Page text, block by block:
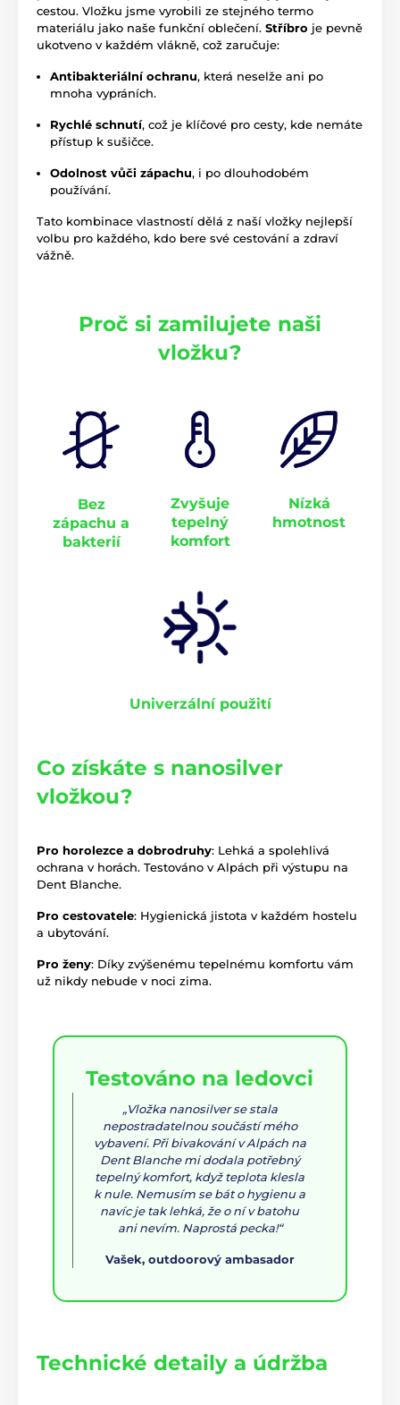
cestou. Vložku jsme vyrobili ze stejného termo
materiálu jako naše funkční oblečení. Stříbro je pevně
ukotveno v každém vlákně, což zaručuje:
Antibakteriální ochranu, která neselže ani po
mnoha vypráních.
Rychlé schnutí, což je klíčové pro cesty, kde nemáte
přístup k sušičce.
Odolnost vůči zápachu, i po dlouhodobém
používání.
Tato kombinace vlastností dělá z naší vložky nejlepší
volbu pro každého, kdo bere své cestování a zdraví
vážně.
Proč si zamilujete naši
vložku?
Bez
zápachu a
bakterií
Zvyšuje
tepelný
komfort
Nízká
hmotnost
Univerzální použití
Co získáte s nanosilver
vložkou?
Pro horolezce a dobrodruhy: Lehká a spolehlivá
ochrana v horách. Testováno v Alpách při výstupu na
Dent Blanche.
Pro cestovatele: Hygienická jistota v každém hostelu
a ubytování.
Pro ženy: Díky zvýšenému tepelnému komfortu vám
už nikdy nebude v noci zima.
Testováno na ledovci
„Vložka nanosilver se stala
nepostradatelnou součástí mého
vybavení. Při bivakování v Alpách na
Dent Blanche mi dodala potřebný
tepelný komfort, když teplota klesla
k nule. Nemusím se bát o hygienu a
navíc je tak lehká, že o ní v batohu
ani nevím. Naprostá pecka!“
Vašek, outdoorový ambasador
Technické detaily a údržba